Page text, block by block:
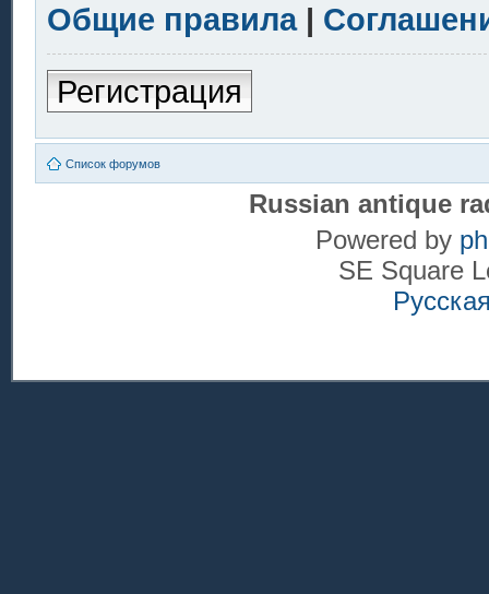
Общие правила|
Регистрация
Список форумов
Russian antique
Powered by
SE Square